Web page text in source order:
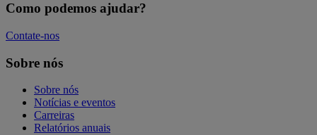
Como podemos ajudar?
Contate-nos
Sobre nós
Sobre nós
Notícias e eventos
Carreiras
Relatórios anuais